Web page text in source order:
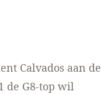
Calvados aan de
de G8-top wil